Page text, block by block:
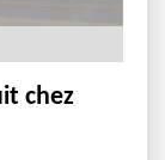
chez